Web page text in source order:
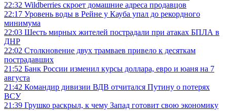
22:32 Wildberries скроет домашние адреса продавцов
22:17 Уровень воды в Рейне у Кауба упал до рекордного
минимума
22:03 Шесть мирных жителей пострадали при атаках БПЛА в
ДНР
22:02 Столкновение двух трамваев привело к десяткам
пострадавших
21:52 Банк России изменил курсы доллара, евро и юаня на 7
августа
21:42 Командир дивизии ВДВ отчитался Путину о потерях
ВСУ
21:39 Грушко раскрыл, к чему Запад готовит свою экономику